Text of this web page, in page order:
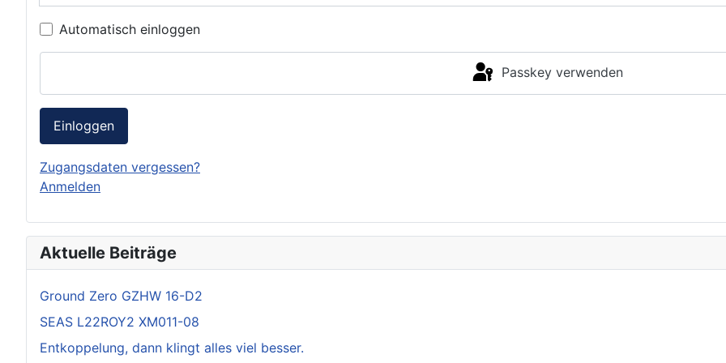
Automatisch einloggen
Passkey verwenden
Einloggen
Zugangsdaten vergessen?
Anmelden
Aktuelle Beiträge
Ground Zero GZHW 16-D2
SEAS L22ROY2 XM011-08
Entkoppelung, dann klingt alles viel besser.